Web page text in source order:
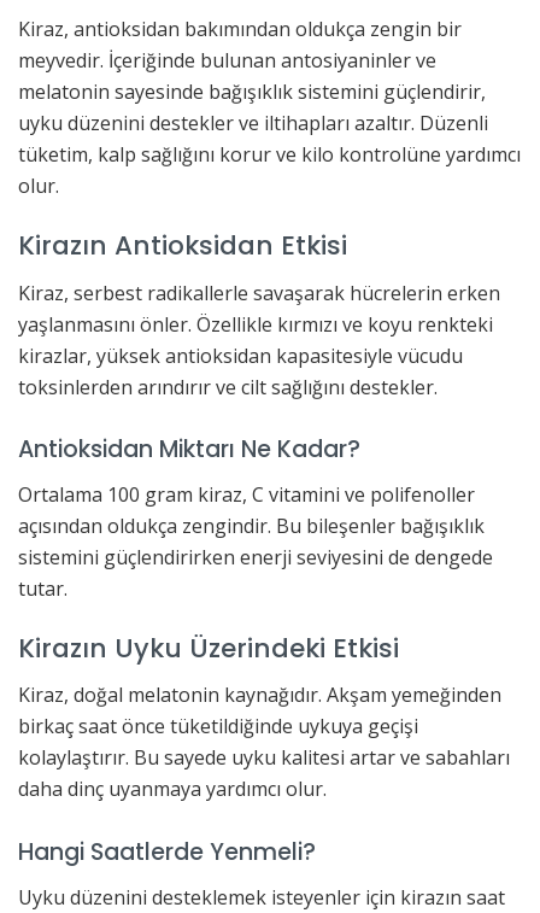
Kiraz, antioksidan bakımından oldukça zengin bir
meyvedir. İçeriğinde bulunan antosiyaninler ve
melatonin sayesinde bağışıklık sistemini güçlendirir,
uyku düzenini destekler ve iltihapları azaltır. Düzenli
tüketim, kalp sağlığını korur ve kilo kontrolüne yardımcı
olur.
Kirazın Antioksidan Etkisi
Kiraz, serbest radikallerle savaşarak hücrelerin erken
yaşlanmasını önler. Özellikle kırmızı ve koyu renkteki
kirazlar, yüksek antioksidan kapasitesiyle vücudu
toksinlerden arındırır ve cilt sağlığını destekler.
Antioksidan Miktarı Ne Kadar?
Ortalama 100 gram kiraz, C vitamini ve polifenoller
açısından oldukça zengindir. Bu bileşenler bağışıklık
sistemini güçlendirirken enerji seviyesini de dengede
tutar.
Kirazın Uyku Üzerindeki Etkisi
Kiraz, doğal melatonin kaynağıdır. Akşam yemeğinden
birkaç saat önce tüketildiğinde uykuya geçişi
kolaylaştırır. Bu sayede uyku kalitesi artar ve sabahları
daha dinç uyanmaya yardımcı olur.
Hangi Saatlerde Yenmeli?
Uyku düzenini desteklemek isteyenler için kirazın saat